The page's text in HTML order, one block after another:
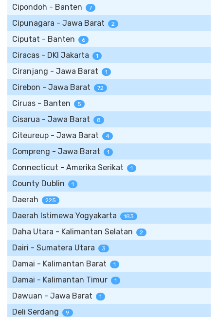
Cipondoh - Banten 7
Cipunagara - Jawa Barat 2
Ciputat - Banten 6
Ciracas - DKI Jakarta 1
Ciranjang - Jawa Barat 1
Cirebon - Jawa Barat 72
Ciruas - Banten 5
Cisarua - Jawa Barat 8
Citeureup - Jawa Barat 4
Compreng - Jawa Barat 1
Connecticut - Amerika Serikat 1
County Dublin 1
Daerah 225
Daerah Istimewa Yogyakarta 183
Daha Utara - Kalimantan Selatan 2
Dairi - Sumatera Utara 3
Damai - Kalimantan Barat 1
Damai - Kalimantan Timur 1
Dawuan - Jawa Barat 1
Deli Serdang 9